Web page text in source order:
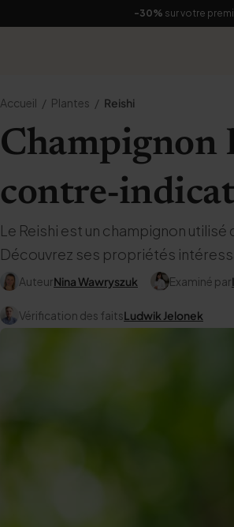
-30% sur votre
Accueil Plantes Reishi
Champignon
contre-
Le Reishi est un champignon
Découvrez ses propriétés
AuteurNina Wawryszuk Examiné par
Vérification des faitsLudwik Jelonek